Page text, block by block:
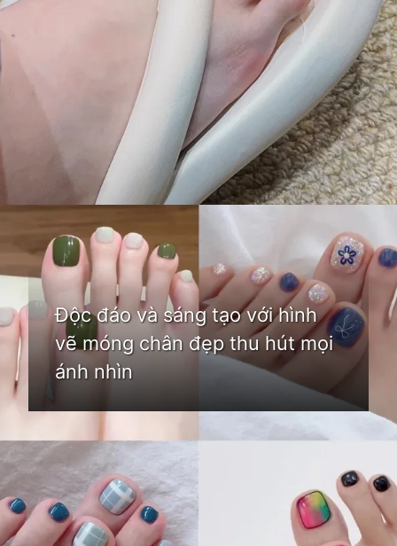
Đang mở https://idep.edu.vn/mau-son-mong-chan-dep
Độc đáo và sáng tạo với hình
vẽ móng chân đẹp thu hút mọi
ánh nhìn